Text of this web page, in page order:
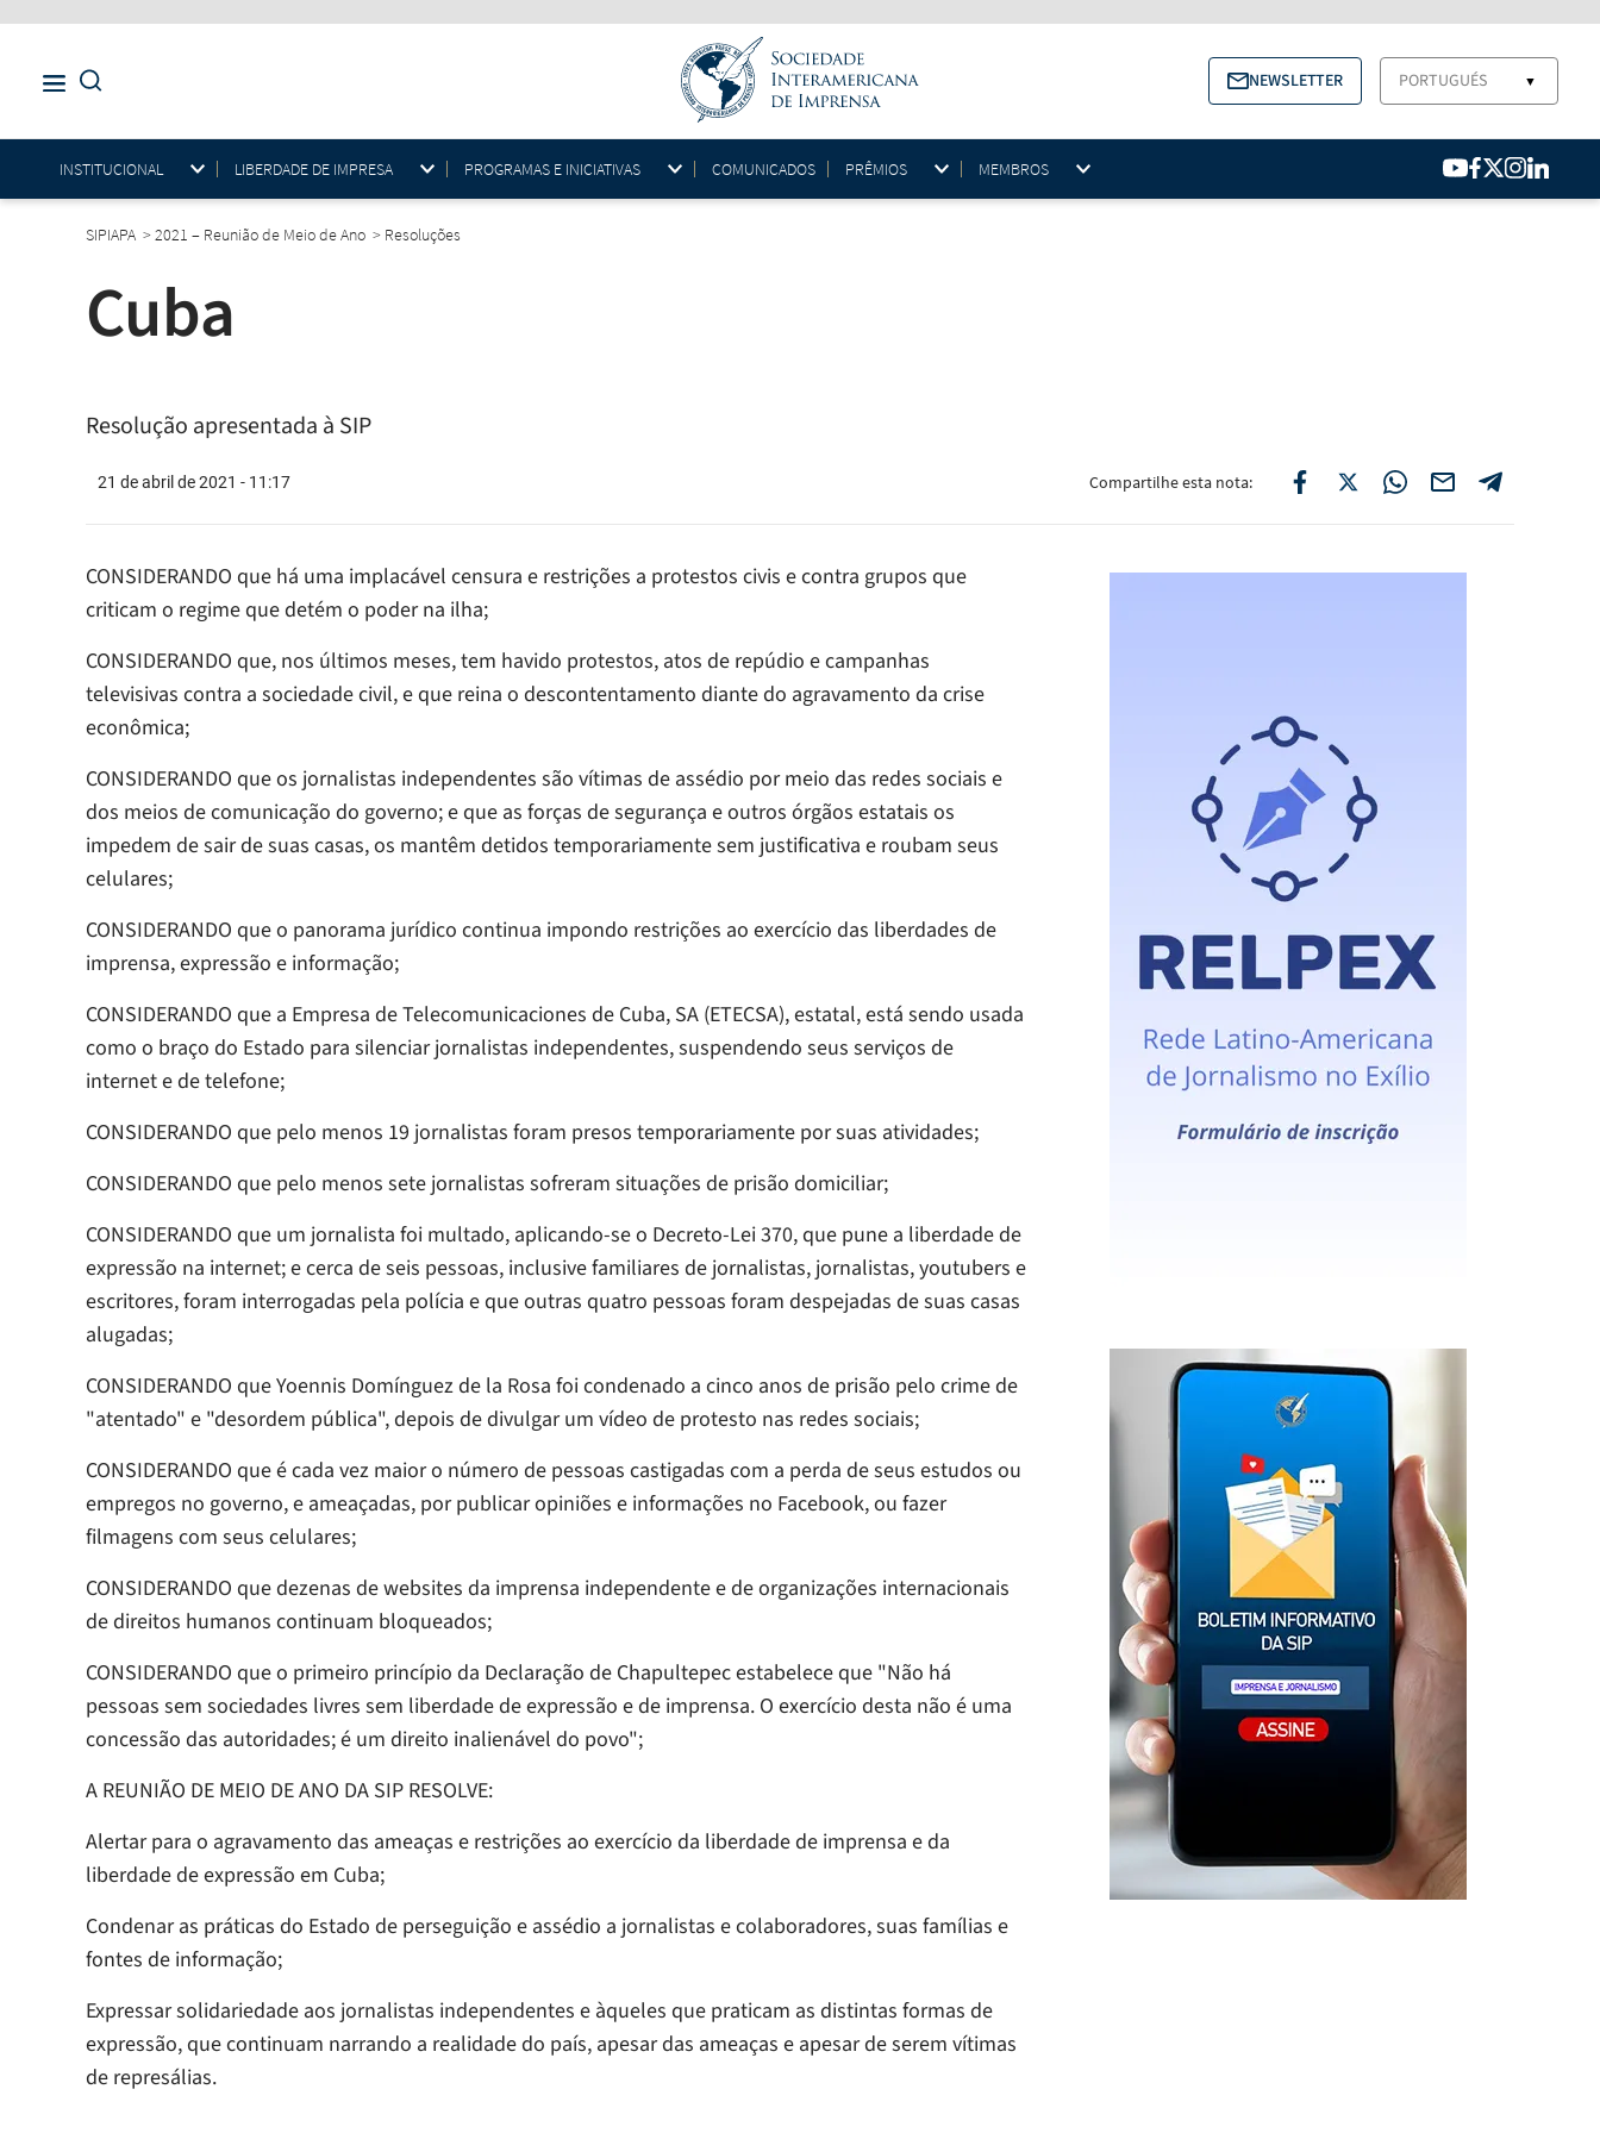
NEWSLETTER PORTUGUÉS ▼
INSTITUCIONAL LIBERDADE DE IMPRESA PROGRAMAS E INICIATIVAS COMUNICADOS PRÊMIOS MEMBROS
SIPIAPA >2021 – Reunião de Meio de Ano > Resoluções
Cuba
Resolução apresentada à SIP
21 de abril de 2021 - 11:17 Compartilhe esta nota:
CONSIDERANDO que há uma implacável censura e restrições a protestos civis e contra grupos que
criticam o regime que detém o poder na ilha;
CONSIDERANDO que, nos últimos meses, tem havido protestos, atos de repúdio e campanhas
televisivas contra a sociedade civil, e que reina o descontentamento diante do agravamento da crise
econômica;
CONSIDERANDO que os jornalistas independentes são vítimas de assédio por meio das redes sociais e
dos meios de comunicação do governo; e que as forças de segurança e outros órgãos estatais os
impedem de sair de suas casas, os mantêm detidos temporariamente sem justificativa e roubam seus
celulares;
CONSIDERANDO que o panorama jurídico continua impondo restrições ao exercício das liberdades de
imprensa, expressão e informação;
CONSIDERANDO que a Empresa de Telecomunicaciones de Cuba, SA (ETECSA), estatal, está sendo usada
como o braço do Estado para silenciar jornalistas independentes, suspendendo seus serviços de
internet e de telefone;
CONSIDERANDO que pelo menos 19 jornalistas foram presos temporariamente por suas atividades;
CONSIDERANDO que pelo menos sete jornalistas sofreram situações de prisão domiciliar;
CONSIDERANDO que um jornalista foi multado, aplicando-se o Decreto-Lei 370, que pune a liberdade de
expressão na internet; e cerca de seis pessoas, inclusive familiares de jornalistas, jornalistas, youtubers e
escritores, foram interrogadas pela polícia e que outras quatro pessoas foram despejadas de suas casas
alugadas;
CONSIDERANDO que Yoennis Domínguez de la Rosa foi condenado a cinco anos de prisão pelo crime de
"atentado" e "desordem pública", depois de divulgar um vídeo de protesto nas redes sociais;
CONSIDERANDO que é cada vez maior o número de pessoas castigadas com a perda de seus estudos ou
empregos no governo, e ameaçadas, por publicar opiniões e informações no Facebook, ou fazer
filmagens com seus celulares;
CONSIDERANDO que dezenas de websites da imprensa independente e de organizações internacionais
de direitos humanos continuam bloqueados;
CONSIDERANDO que o primeiro princípio da Declaração de Chapultepec estabelece que "Não há
pessoas sem sociedades livres sem liberdade de expressão e de imprensa. O exercício desta não é uma
concessão das autoridades; é um direito inalienável do povo";
A REUNIÃO DE MEIO DE ANO DA SIP RESOLVE:
Alertar para o agravamento das ameaças e restrições ao exercício da liberdade de imprensa e da
liberdade de expressão em Cuba;
Condenar as práticas do Estado de perseguição e assédio a jornalistas e colaboradores, suas famílias e
fontes de informação;
Expressar solidariedade aos jornalistas independentes e àqueles que praticam as distintas formas de
expressão, que continuam narrando a realidade do país, apesar das ameaças e apesar de serem vítimas
de represálias.